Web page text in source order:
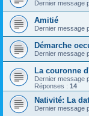
Dernier message
Amitié
Dernier message
Démarche
Dernier message
La couronne
Dernier message
Réponses : 14
Nativité: La
Dernier message